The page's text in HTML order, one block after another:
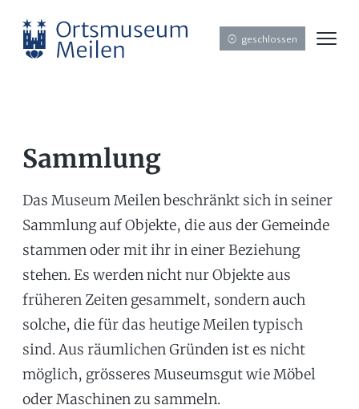
geschlossen
Sammlung
Das Museum Meilen beschränkt sich in seiner
Sammlung auf Objekte, die aus der Gemeinde
stammen oder mit ihr in einer Beziehung
stehen. Es werden nicht nur Objekte aus
früheren Zeiten gesammelt, sondern auch
solche, die für das heutige Meilen typisch
sind. Aus räumlichen Gründen ist es nicht
möglich, grösseres Museumsgut wie Möbel
oder Maschinen zu sammeln.